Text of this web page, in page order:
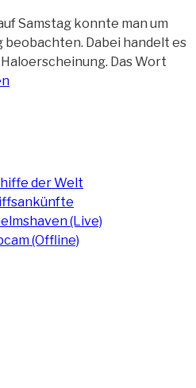
Samstag konnte man um
Dabei handelt es
Das Wort
der Welt
(Live)
(Offline)